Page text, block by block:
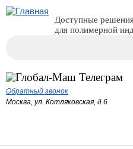
Доступные
для полимерной
Обратный звонок
Москва, ул. Котляковская, д.6